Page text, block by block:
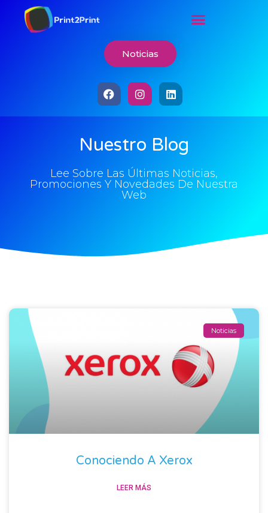
Noticias
Nuestro Blog
Lee Sobre Las Últimas Noticias,
Promociones Y Novedades De Nuestra
Web
Noticias
Conociendo A Xerox
LEER MÁS